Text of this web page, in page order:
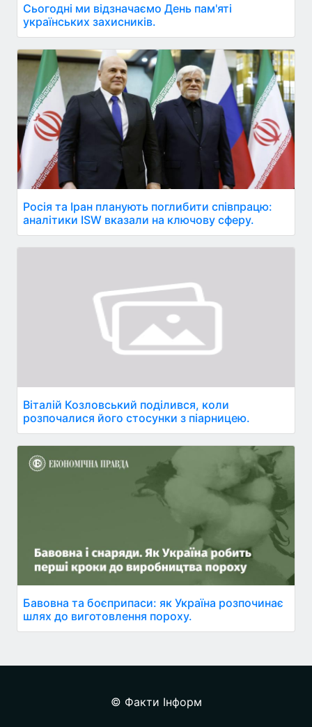
Сьогодні ми відзначаємо День пам'яті
українських захисників.
Росія та Іран планують поглибити співпрацю:
аналітики ISW вказали на ключову сферу.
Віталій Козловський поділився, коли
розпочалися його стосунки з піарницею.
Бавовна та боєприпаси: як Україна розпочинає
шлях до виготовлення пороху.
© Факти Інформ